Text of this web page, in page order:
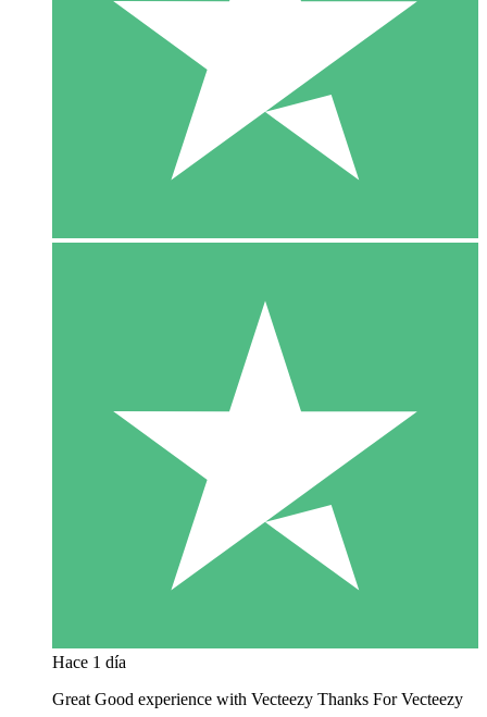
Hace 1 día
Great Good experience with Vecteezy Thanks For Vecteezy